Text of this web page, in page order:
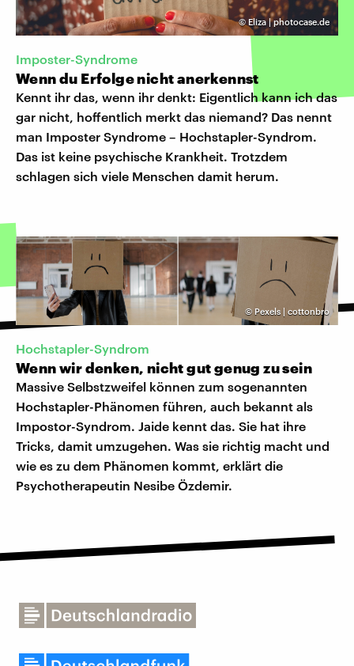
© Eliza | photocase.de
Imposter-Syndrome
Wenn du Erfolge nicht anerkennst
Kennt ihr das, wenn ihr denkt: Eigentlich kann ich das
gar nicht, hoffentlich merkt das niemand? Das nennt
man Imposter Syndrome – Hochstapler-Syndrom.
Das ist keine psychische Krankheit. Trotzdem
schlagen sich viele Menschen damit herum.
© Pexels | cottonbro
Hochstapler-Syndrom
Wenn wir denken, nicht gut genug zu sein
Massive Selbstzweifel können zum sogenannten
Hochstapler-Phänomen führen, auch bekannt als
Impostor-Syndrom. Jaide kennt das. Sie hat ihre
Tricks, damit umzugehen. Was sie richtig macht und
wie es zu dem Phänomen kommt, erklärt die
Psychotherapeutin Nesibe Özdemir.